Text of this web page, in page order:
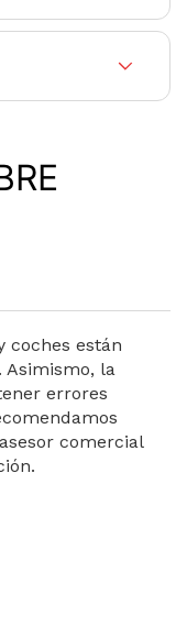
coches están
Asimismo, la
errores
comercial